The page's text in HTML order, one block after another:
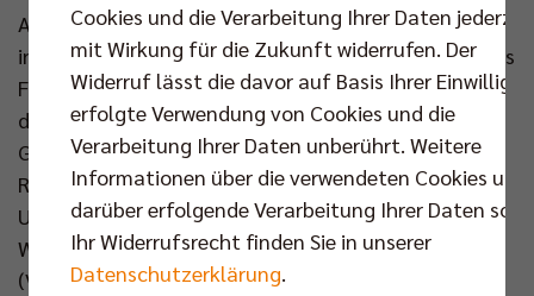
Auch in der Saison 2025/2026 werden die BR Volleys
in der CEV Champions League an den Start gehen. Als
Finalteilnehmer und Hauptrundenerster verlängert
der Rekordmeister seine Serie in der Königsklasse.
Gemeinsam mit dem belgischen Topteam Knack
Roeselare ist man damit am längsten ohne
Unterbrechung in dem prestigeträchtigen
Wettbewerb vertreten. Wie die Volleyball Bundesliga
(VBL) in der vergangenen Woche kommunizierte, hat
Cookies und die Verarbeitung Ihrer Daten
mit Wirkung für die Zukunft widerrufen. Der
Widerruf lässt die davor auf Basis Ihrer
erfolgte Verwendung von Cookies und die
Verarbeitung Ihrer Daten unberührt. Weitere
Informationen über die verwendeten Cookies und
darüber erfolgende Verarbeitung Ihrer Daten
Ihr Widerrufsrecht finden Sie in unserer
Datenschutzerklärung.